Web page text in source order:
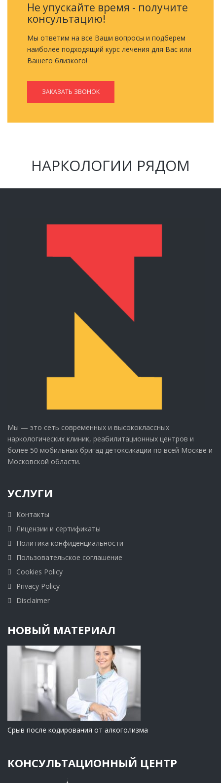
Не упускайте время - получите
консультацию!
Мы ответим на все Ваши вопросы и подберем
наиболее подходящий курс лечения для Вас или
Вашего близкого!
ЗАКАЗАТЬ ЗВОНОК
НАРКОЛОГИИ РЯДОМ
Мы — это сеть современных и высококлассных
наркологических клиник, реабилитационных центров и
более 50 мобильных бригад детоксикации по всей Москве и
Московской области.
УСЛУГИ
Контакты
Лицензии и сертификаты
Политика конфиденциальности
Пользовательское соглашение
Cookies Policy
Privacy Policy
Disclaimer
НОВЫЙ МАТЕРИАЛ
Срыв после кодирования от алкоголизма
КОНСУЛЬТАЦИОННЫЙ ЦЕНТР